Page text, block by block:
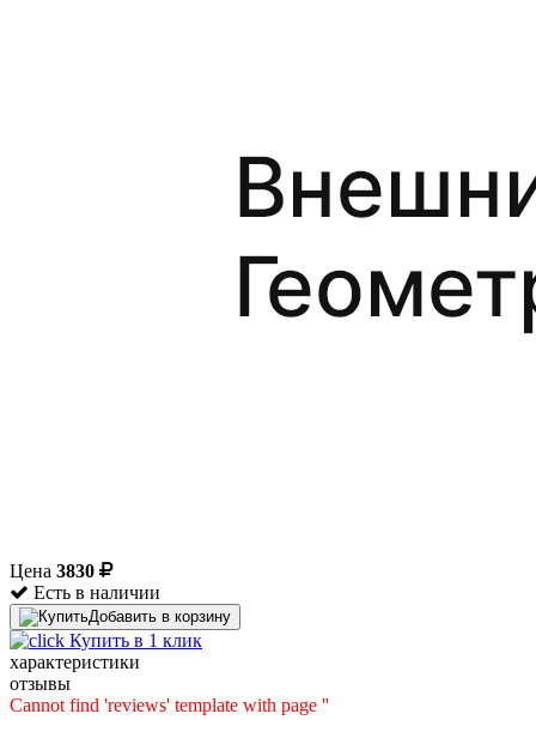
Цена 3830
Есть в наличии
Добавить в корзину
Купить в 1 клик
характеристики
отзывы
Cannot find 'reviews' template with page ''